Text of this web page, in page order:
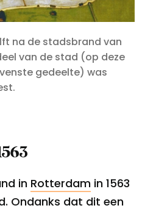
na de stadsbrand van
van de stad (op deze
gedeelte) was
in Rotterdam in 1563
Ondanks dat dit een